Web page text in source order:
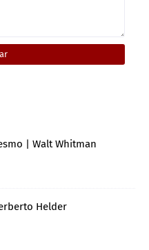
| Walt Whitman
Helder